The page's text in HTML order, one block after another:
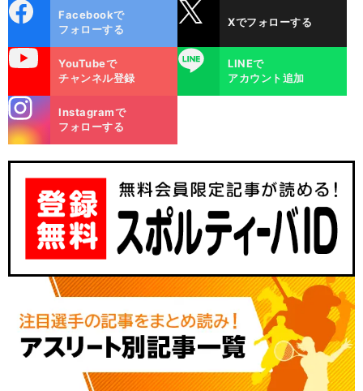
ok
Facebookで
フォローする
Xでフォローする
YouTubeで
チャンネル登録
LINE
LINEで
アカウント追加
m
Instagramで
フォローする